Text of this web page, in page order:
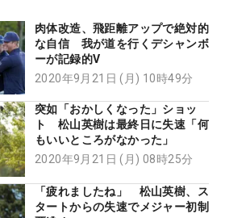
肉体改造、飛距離アップで絶対的
な自信 我が道を行くデシャンボ
ーが記録的V
2020年9月21日 (月) 10時49分
突如「おかしくなった」ショッ
ト 松山英樹は最終日に失速「何
もいいところがなかった」
2020年9月21日 (月) 08時25分
「疲れましたね」 松山英樹、ス
タートからの失速でメジャー初制